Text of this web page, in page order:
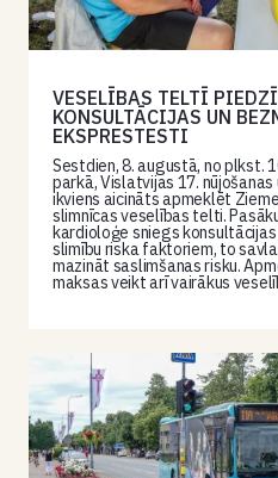
VESELĪBAS TELTĪ
KONSULTĀCIJAS UN
EKSPRESTESTI
Sestdien, 8. augustā, no plkst.
parkā, Vislatvijas 17.
ikviens aicināts apmeklēt
slimnīcas veselības telti.
kardioloģe sniegs konsultācijas
slimību riska faktoriem, to
mazināt saslimšanas risku.
maksas veikt arī vairākus